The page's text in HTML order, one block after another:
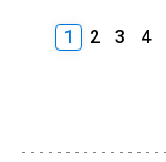
1 2 3 4